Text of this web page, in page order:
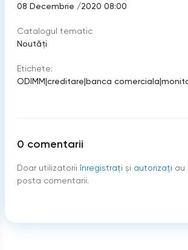
08 Decembrie /2020 08:00
Catalogul tematic
Noutăți
Etichete:
ODIMM|creditare|banca comerciala|
0 comentarii
Doar utilizatorii înregistraţi şi autorizați au
posta comentarii.